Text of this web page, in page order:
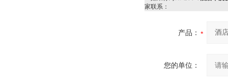
家联系：
产品：
您的单位：